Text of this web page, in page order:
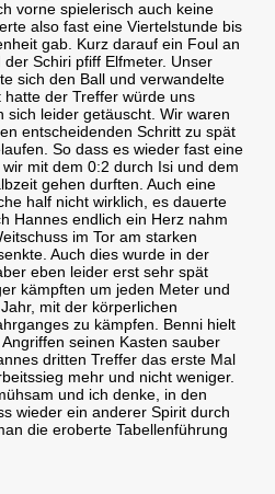
vorne spielerisch auch keine
also fast eine Viertelstunde bis
gab. Kurz darauf ein Foul an
Schiri pfiff Elfmeter. Unser
sich den Ball und verwandelte
der Treffer würde uns
sich leider getäuscht. Wir waren
entscheidenden Schritt zu spät
So dass es wieder fast eine
mit dem 0:2 durch Isi und dem
gehen durften. Auch eine
half nicht wirklich, es dauerte
Hannes endlich ein Herz nahm
im Tor am starken
Auch dies wurde in der
eben leider erst sehr spät
kämpften um jeden Meter und
mit der körperlichen
zu kämpfen. Benni hielt
seinen Kasten sauber
dritten Treffer das erste Mal
mehr und nicht weniger.
und ich denke, in den
wieder ein anderer Spirit durch
die eroberte Tabellenführung